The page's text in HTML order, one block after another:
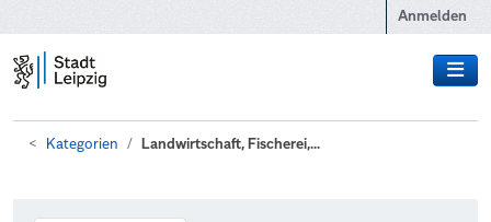
Anmelden
Kategorien Landwirtschaft, Fischerei,...